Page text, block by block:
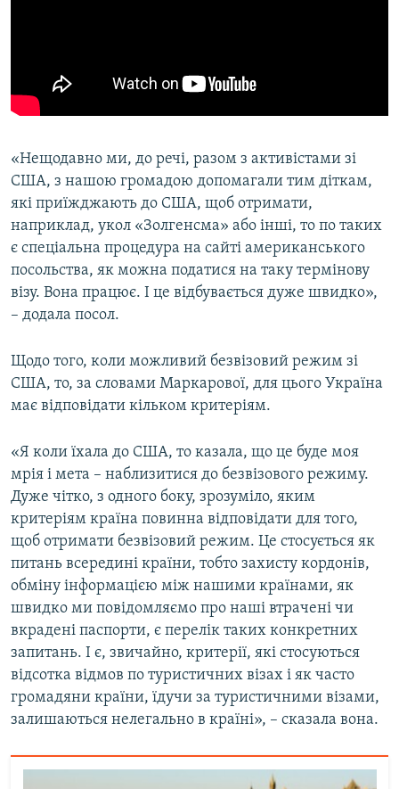
«Нещодавно ми, до речі, разом з активістами зі
США, з нашою громадою допомагали тим діткам,
які приїжджають до США, щоб отримати,
наприклад, укол «Золгенсма» або інші, то по таких
є спеціальна процедура на сайті американського
посольства, як можна податися на таку термінову
візу. Вона працює. І це відбувається дуже швидко»,
– додала посол.
Щодо того, коли можливий безвізовий режим зі
США, то, за словами Маркарової, для цього Україна
має відповідати кільком критеріям.
«Я коли їхала до США, то казала, що це буде моя
мрія і мета – наблизитися до безвізового режиму.
Дуже чітко, з одного боку, зрозуміло, яким
критеріям країна повинна відповідати для того,
щоб отримати безвізовий режим. Це стосується як
питань всередині країни, тобто захисту кордонів,
обміну інформацією між нашими країнами, як
швидко ми повідомляємо про наші втрачені чи
вкрадені паспорти, є перелік таких конкретних
запитань. І є, звичайно, критерії, які стосуються
відсотка відмов по туристичних візах і як часто
громадяни країни, їдучи за туристичними візами,
залишаються нелегально в країні», – сказала вона.